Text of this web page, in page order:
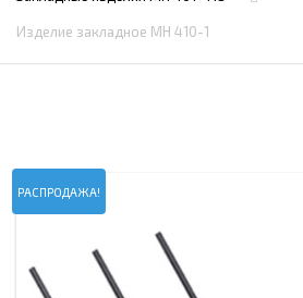
Изделие закладное МН 410-1
РАСПРОДАЖА!